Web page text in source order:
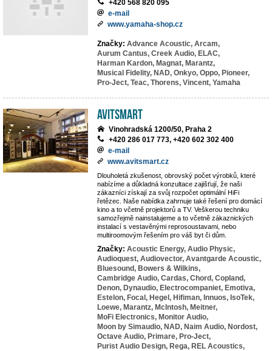
+420 568 820 095
e-mail
www.yamaha-shop.cz
Značky: Advance Acoustic, Arcam,
Aurum Cantus, Creek Audio, ELAC,
Harman Kardon, Magnat, Marantz,
Musical Fidelity, NAD, Onkyo, Oppo, Pioneer,
Pro-Ject, Teac, Thorens, Vincent, Yamaha
Avitsmart
Vinohradská 1200/50, Praha 2
+420 286 017 773, +420 602 302 400
e-mail
www.avitsmart.cz
Dlouholetá zkušenost, obrovský počet výrobků, které
nabízíme a důkladná konzultace zajišťují, že naši
zákazníci získají za svůj rozpočet optimální HiFi
řetězec. Naše nabídka zahrnuje také řešení pro domácí
kino a to včetně projektorů a TV. Veškerou techniku
samozřejmě nainstalujeme a to včetně zákaznických
instalací s vestavěnými reprosoustavami, nebo
multiroomovým řešením pro váš byt či dům.
Značky: Acoustic Energy, Audio Physic,
Audioquest, Audiovector, Avantgarde Acoustic,
Bluesound, Bowers & Wilkins,
Cambridge Audio, Cardas, Chord, Copland,
Denon, Dynaudio, Electrocompaniet, Emotiva,
Estelon, Focal, Hegel, Hifiman, Innuos, IsoTek,
Loewe, Marantz, McIntosh, Meitner,
MoFi Electronics, Monitor Audio,
Moon by Simaudio, NAD, Naim Audio, Nordost,
Octave Audio, Primare, Pro-Ject,
Purist Audio Design, Rega, REL Acoustics,